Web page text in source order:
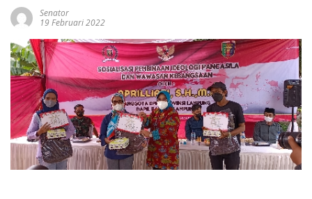
Senator
19 Februari 2022